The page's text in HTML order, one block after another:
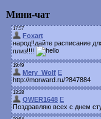
Мини-чат